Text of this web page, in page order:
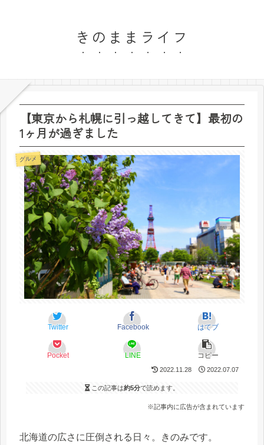
きのままライフ
【東京から札幌に引っ越してきて】最初の
1ヶ月が過ぎました
グルメ
Twitter Facebook はてブ
Pocket LINE コピー
2022.11.28 2022.07.07
この記事は約5分で読めます。
※記事内に広告が含まれています
北海道の広さに圧倒される日々。きのみです。